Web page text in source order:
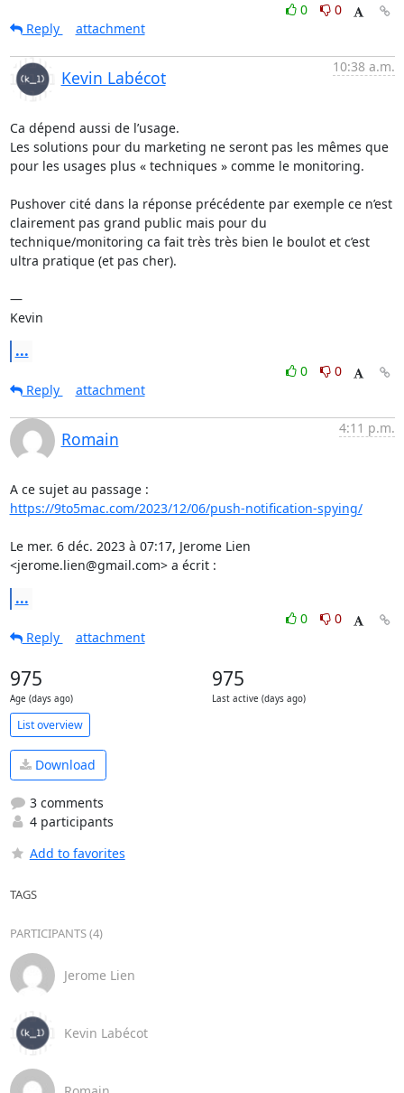
0
0
Reply
attachment
Kevin Labécot
10:38 a.m.
Ca dépend aussi de l’usage.
Les solutions pour du marketing ne seront pas les mêmes que
pour les usages plus « techniques » comme le monitoring.
Pushover cité dans la réponse précédente par exemple ce n’est
clairement pas grand public mais pour du
technique/monitoring ca fait très très bien le boulot et c’est
ultra pratique (et pas cher).
—
Kevin
...
0
0
Reply
attachment
Romain
4:11 p.m.
https://9to5mac.com/2023/12/06/push-notification-spying/
Le mer. 6 déc. 2023 à 07:17, Jerome Lien
<jerome.lien@gmail.com> a écrit :
...
0
0
Reply
attachment
975
Age (days ago)
975
Last active (days ago)
List overview
Download
3 comments
4 participants
Add to favorites
TAGS
PARTICIPANTS (4)
Jerome Lien
Kevin Labécot